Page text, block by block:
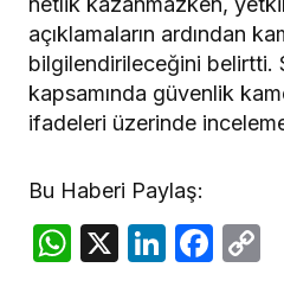
açıklamaların ardından
bilgilendirileceğini belirtti.
kapsamında güvenlik
ifadeleri üzerinde
Bu Haberi Paylaş:
WhatsApp
X